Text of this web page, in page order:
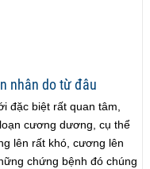
nhân do từ đâu
đặc biệt rất quan tâm,
cương dương, cụ thể
lên rất khó, cương lên
chứng bệnh đó chúng